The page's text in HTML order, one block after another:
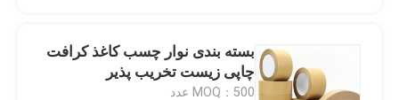
بسته بندی نوار چسب کاغذ کرافت
چاپی زیست تخریب پذیر
MOQ：500 عدد